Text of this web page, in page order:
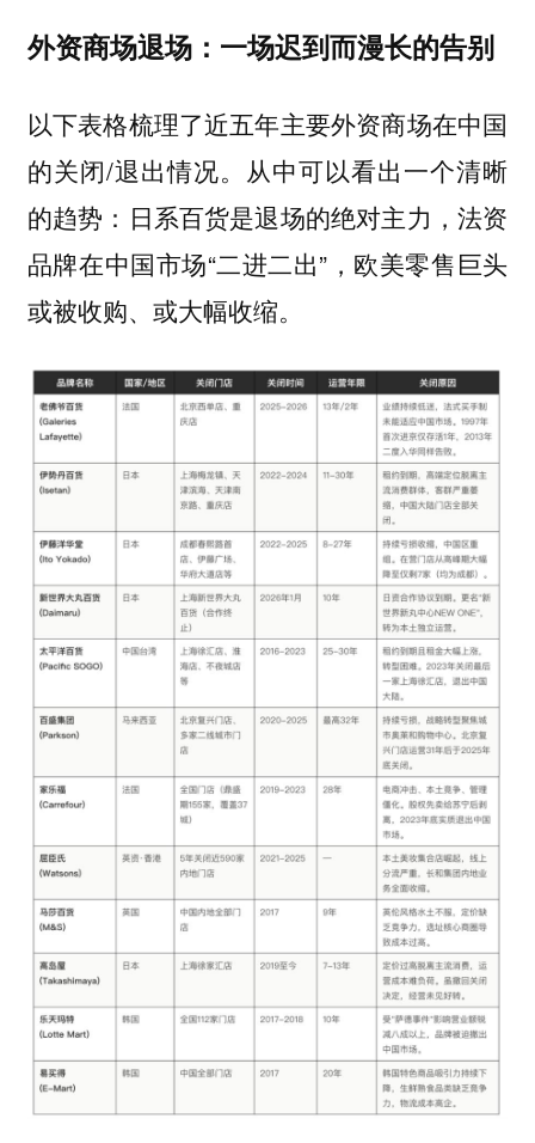
外资商场退场：一场迟到而漫长的告别
以下表格梳理了近五年主要外资商场在中国
的关闭/退出情况。从中可以看出一个清晰
的趋势：日系百货是退场的绝对主力，法资
品牌在中国市场“二进二出”，欧美零售巨头
或被收购、或大幅收缩。